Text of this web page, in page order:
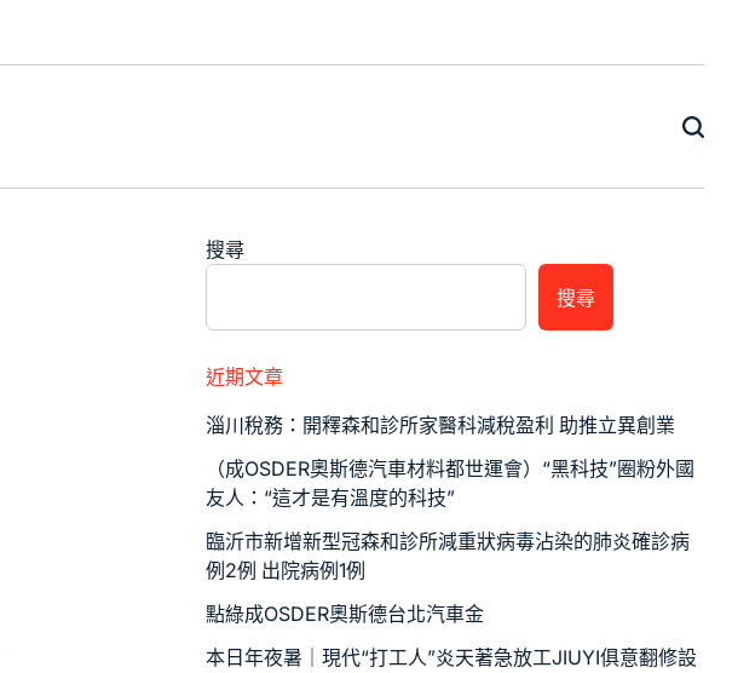
搜尋
搜尋
近期文章
淄川稅務：開釋森和診所家醫科減稅盈利 助推立異創業
（成OSDER奧斯德汽車材料都世運會）“黑科技”圈粉外國
友人：“這才是有溫度的科技”
臨沂市新增新型冠森和診所減重狀病毒沾染的肺炎確診病
例2例 出院病例1例
點綠成OSDER奧斯德台北汽車金
本日年夜暑｜現代“打工人”炎天著急放工JIUYI俱意翻修設